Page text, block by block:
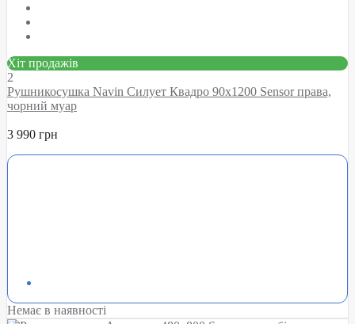
Хіт продажів
2
Рушникосушка Navin Силует Квадро 90х1200 Sensor права,
чорний муар
3 990 грн
Немає в наявності